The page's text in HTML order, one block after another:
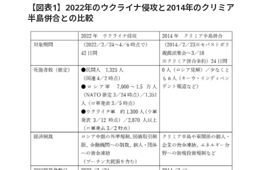
【図表1】2022年のウクライナ侵攻と2014年のクリミア
半島併合との比較